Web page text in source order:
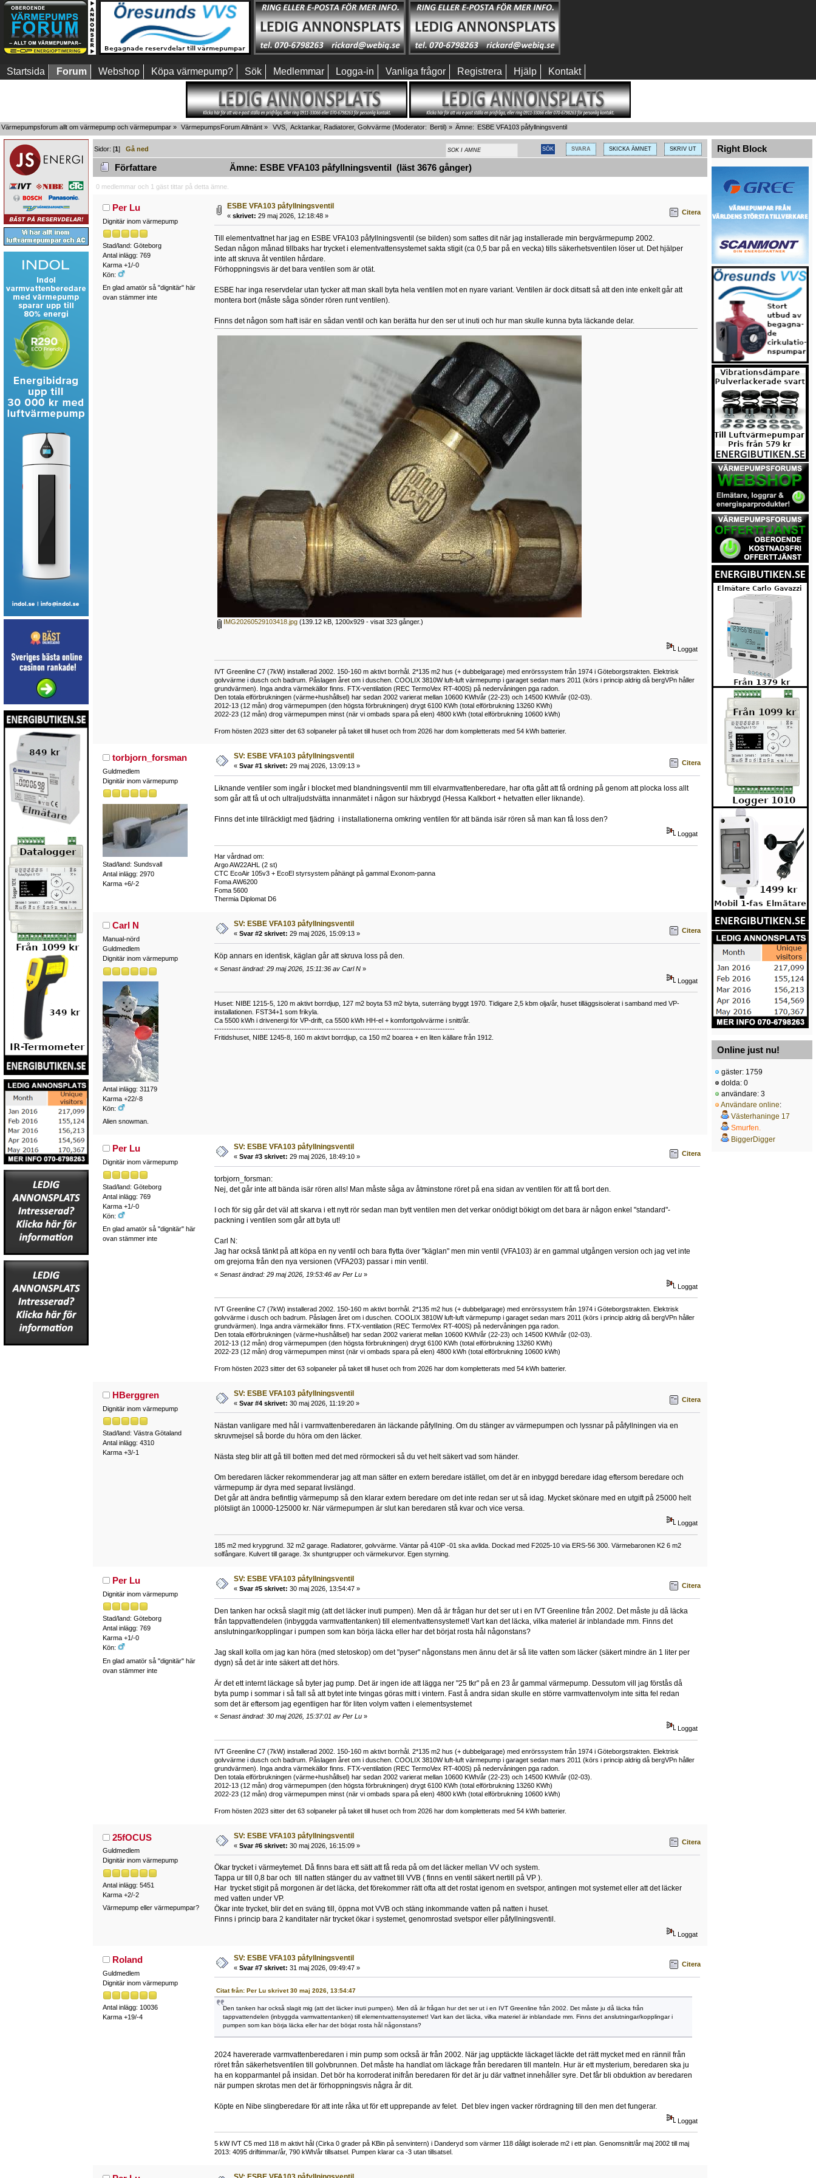
Startsida Forum Webshop Köpa värmepump? Sök Medlemmar Logga-in Vanliga frågor Registrera Hjälp Kontakt
Värmepumpsforum allt om värmepump och värmepumpar » VärmepumpsForum Allmänt » VVS,  Acktankar, Radiatorer, Golvvärme(Moderator: Bertil) » Ämne: ESBE VFA103 påfyllningsventil
SVARA SKICKA ÄMNET SKRIV UT
Sidor: [1]Gå ned
Författare Ämne: ESBE VFA103 påfyllningsventil (läst 3676 gånger)
0 medlemmar och 1 gäst tittar på detta ämne.
Per Lu
Dignitär inom värmepump
Stad/land: Göteborg
Antal inlägg: 769
Karma +1/-0
Kön:
En glad amatör så "dignitär" här
ovan stämmer inte
ESBE VFA103 påfyllningsventil
« skrivet: 29 maj 2026, 12:18:48 » Citera
Till elementvattnet har jag en ESBE VFA103 påfyllningsventil (se bilden) som sattes dit när jag installerade min bergvärmepump 2002.
Sedan någon månad tillbaks har trycket i elementvattensystemet sakta stigit (ca 0,5 bar på en vecka) tills säkerhetsventilen löser ut. Det hjälper
inte att skruva åt ventilen hårdare.
Förhoppningsvis är det bara ventilen som är otät.
ESBE har inga reservdelar utan tycker att man skall byta hela ventilen mot en nyare variant. Ventilen är dock ditsatt så att den inte enkelt går att
montera bort (måste såga sönder rören runt ventilen).
Finns det någon som haft isär en sådan ventil och kan berätta hur den ser ut inuti och hur man skulle kunna byta läckande delar.
IMG20260529103418.jpg(139.12 kB, 1200x929 - visat 323 gånger.)
Loggat
IVT Greenline C7 (7kW) installerad 2002. 150-160 m aktivt borrhål. 2*135 m2 hus (+ dubbelgarage) med enrörssystem från 1974 i Göteborgstrakten. Elektrisk
golvvärme i dusch och badrum. Påslagen året om i duschen. COOLIX 3810W luft-luft värmepump i garaget sedan mars 2011 (körs i princip aldrig då bergVPn håller
grundvärmen). Inga andra värmekällor finns. FTX-ventilation (REC TermoVex RT-400S) på nedervåningen pga radon.
Den totala elförbrukningen (värme+hushållsel) har sedan 2002 varierat mellan 10600 KWh/år (22-23) och 14500 KWh/år (02-03).
2012-13 (12 mån) drog värmepumpen (den högsta förbrukningen) drygt 6100 KWh (total elförbrukning 13260 KWh)
2022-23 (12 mån) drog värmepumpen minst (när vi ombads spara på elen) 4800 kWh (total elförbrukning 10600 kWh)
From hösten 2023 sitter det 63 solpaneler på taket till huset och from 2026 har dom kompletterats med 54 kWh batterier.
torbjorn_forsman
Guldmedlem
Dignitär inom värmepump
Stad/land: Sundsvall
Antal inlägg: 2970
Karma +6/-2
SV: ESBE VFA103 påfyllningsventil
« Svar #1 skrivet: 29 maj 2026, 13:09:13 » Citera
Liknande ventiler som ingår i blocket med blandningsventil mm till elvarmvattenberedare, har ofta gått att få ordning på genom att plocka loss allt
som går att få ut och ultraljudstvätta innanmätet i någon sur häxbrygd (Hessa Kalkbort + hetvatten eller liknande).
Finns det inte tillräckligt med fjädring i installationerna omkring ventilen för att bända isär rören så man kan få loss den?
Loggat
Har vårdnad om:
Argo AW22AHL (2 st)
CTC EcoAir 105v3 + EcoEl styrsystem påhängt på gammal Exonom-panna
Foma AW6200
Foma 5600
Thermia Diplomat D6
Carl N
Manual-nörd
Guldmedlem
Dignitär inom värmepump
Antal inlägg: 31179
Karma +22/-8
Kön:
Alien snowman.
SV: ESBE VFA103 påfyllningsventil
« Svar #2 skrivet: 29 maj 2026, 15:09:13 » Citera
Köp annars en identisk, käglan går att skruva loss på den.
« Senast ändrad: 29 maj 2026, 15:11:36 av Carl N»
Loggat
Huset: NIBE 1215-5, 120 m aktivt borrdjup, 127 m2 boyta 53 m2 biyta, suterräng byggt 1970. Tidigare 2,5 kbm olja/år, huset tilläggsisolerat i samband med VP-
installationen. FST34+1 som frikyla.
Ca 5500 kWh i drivenergi för VP-drift, ca 5500 kWh HH-el + komfortgolvvärme i snitt/år.
---------------------------------------------------------------------------------------------------
Fritidshuset, NIBE 1245-8, 160 m aktivt borrdjup, ca 150 m2 boarea + en liten källare från 1912.
Per Lu
Dignitär inom värmepump
Stad/land: Göteborg
Antal inlägg: 769
Karma +1/-0
Kön:
En glad amatör så "dignitär" här
ovan stämmer inte
SV: ESBE VFA103 påfyllningsventil
« Svar #3 skrivet: 29 maj 2026, 18:49:10 » Citera
torbjorn_forsman:
Nej, det går inte att bända isär rören alls! Man måste såga av åtminstone röret på ena sidan av ventilen för att få bort den.
I och för sig går det väl att skarva i ett nytt rör sedan man bytt ventilen men det verkar onödigt bökigt om det bara är någon enkel "standard"-
packning i ventilen som går att byta ut!
Carl N:
Jag har också tänkt på att köpa en ny ventil och bara flytta över "käglan" men min ventil (VFA103) är en gammal utgången version och jag vet inte
om grejorna från den nya versionen (VFA203) passar i min ventil.
« Senast ändrad: 29 maj 2026, 19:53:46 av Per Lu»
Loggat
IVT Greenline C7 (7kW) installerad 2002. 150-160 m aktivt borrhål. 2*135 m2 hus (+ dubbelgarage) med enrörssystem från 1974 i Göteborgstrakten. Elektrisk
golvvärme i dusch och badrum. Påslagen året om i duschen. COOLIX 3810W luft-luft värmepump i garaget sedan mars 2011 (körs i princip aldrig då bergVPn håller
grundvärmen). Inga andra värmekällor finns. FTX-ventilation (REC TermoVex RT-400S) på nedervåningen pga radon.
Den totala elförbrukningen (värme+hushållsel) har sedan 2002 varierat mellan 10600 KWh/år (22-23) och 14500 KWh/år (02-03).
2012-13 (12 mån) drog värmepumpen (den högsta förbrukningen) drygt 6100 KWh (total elförbrukning 13260 KWh)
2022-23 (12 mån) drog värmepumpen minst (när vi ombads spara på elen) 4800 kWh (total elförbrukning 10600 kWh)
From hösten 2023 sitter det 63 solpaneler på taket till huset och from 2026 har dom kompletterats med 54 kWh batterier.
HBerggren
Dignitär inom värmepump
Stad/land: Västra Götaland
Antal inlägg: 4310
Karma +3/-1
SV: ESBE VFA103 påfyllningsventil
« Svar #4 skrivet: 30 maj 2026, 11:19:20 » Citera
Nästan vanligare med hål i varmvattenberedaren än läckande påfyllning. Om du stänger av värmepumpen och lyssnar på påfyllningen via en
skruvmejsel så borde du höra om den läcker.
Nästa steg blir att gå till botten med det med rörmockeri så du vet helt säkert vad som händer.
Om beredaren läcker rekommenderar jag att man sätter en extern beredare istället, om det är en inbyggd beredare idag eftersom beredare och
värmepump är dyra med separat livslängd.
Det går att ändra befintlig värmepump så den klarar extern beredare om det inte redan ser ut så idag. Mycket skönare med en utgift på 25000 helt
plötsligt än 10000-125000 kr. När värmepumpen är slut kan beredaren stå kvar och vice versa.
Loggat
185 m2 med krypgrund. 32 m2 garage. Radiatorer, golvvärme. Väntar på 410P -01 ska avlida. Dockad med F2025-10 via ERS-56 300. Värmebaronen K2 6 m2
solfångare. Kulvert till garage. 3x shuntgrupper och värmekurvor. Egen styrning.
Per Lu
Dignitär inom värmepump
Stad/land: Göteborg
Antal inlägg: 769
Karma +1/-0
Kön:
En glad amatör så "dignitär" här
ovan stämmer inte
SV: ESBE VFA103 påfyllningsventil
« Svar #5 skrivet: 30 maj 2026, 13:54:47 » Citera
Den tanken har också slagit mig (att det läcker inuti pumpen). Men då är frågan hur det ser ut i en IVT Greenline från 2002. Det måste ju då läcka
från tappvattendelen (inbyggda varmvattentanken) till elementvattensystemet! Vart kan det läcka, vilka materiel är inblandade mm. Finns det
anslutningar/kopplingar i pumpen som kan börja läcka eller har det börjat rosta hål någonstans?
Jag skall kolla om jag kan höra (med stetoskop) om det "pyser" någonstans men ännu det är så lite vatten som läcker (säkert mindre än 1 liter per
dygn) så det är inte säkert att det hörs.
Är det ett internt läckage så byter jag pump. Det är ingen ide att lägga ner "25 tkr" på en 23 år gammal värmepump. Dessutom vill jag förstås då
byta pump i sommar i så fall så att bytet inte tvingas göras mitt i vintern. Fast å andra sidan skulle en större varmvattenvolym inte sitta fel redan
som det är eftersom jag egentligen har för liten volym vatten i elementsystemet
« Senast ändrad: 30 maj 2026, 15:37:01 av Per Lu»
Loggat
IVT Greenline C7 (7kW) installerad 2002. 150-160 m aktivt borrhål. 2*135 m2 hus (+ dubbelgarage) med enrörssystem från 1974 i Göteborgstrakten. Elektrisk
golvvärme i dusch och badrum. Påslagen året om i duschen. COOLIX 3810W luft-luft värmepump i garaget sedan mars 2011 (körs i princip aldrig då bergVPn håller
grundvärmen). Inga andra värmekällor finns. FTX-ventilation (REC TermoVex RT-400S) på nedervåningen pga radon.
Den totala elförbrukningen (värme+hushållsel) har sedan 2002 varierat mellan 10600 KWh/år (22-23) och 14500 KWh/år (02-03).
2012-13 (12 mån) drog värmepumpen (den högsta förbrukningen) drygt 6100 KWh (total elförbrukning 13260 KWh)
2022-23 (12 mån) drog värmepumpen minst (när vi ombads spara på elen) 4800 kWh (total elförbrukning 10600 kWh)
From hösten 2023 sitter det 63 solpaneler på taket till huset och from 2026 har dom kompletterats med 54 kWh batterier.
25fOCUS
Guldmedlem
Dignitär inom värmepump
Antal inlägg: 5451
Karma +2/-2
Värmepump eller värmepumpar?
SV: ESBE VFA103 påfyllningsventil
« Svar #6 skrivet: 30 maj 2026, 16:15:09 » Citera
Ökar trycket i värmeytemet. Då finns bara ett sätt att få reda på om det läcker mellan VV och system.
Tappa ur till 0,8 bar och till natten stänger du av vattnet till VVB ( finns en ventil säkert nertill på VP ).
Har trycket stigit på morgonen är det läcka, det förekommer rätt ofta att det rostat igenom en svetspor, antingen mot systemet eller att det läcker
med vatten under VP.
Ökar inte trycket, blir det en sväng till, öppna mot VVB och stäng inkommande vatten på natten i huset.
Finns i princip bara 2 kanditater när trycket ökar i systemet, genomrostad svetspor eller påfyllningsventil.
Loggat
Roland
Guldmedlem
Dignitär inom värmepump
Antal inlägg: 10036
Karma +19/-4
SV: ESBE VFA103 påfyllningsventil
« Svar #7 skrivet: 31 maj 2026, 09:49:47 » Citera
Citat från: Per Lu skrivet 30 maj 2026, 13:54:47
Den tanken har också slagit mig (att det läcker inuti pumpen). Men då är frågan hur det ser ut i en IVT Greenline från 2002. Det måste ju då läcka från
tappvattendelen (inbyggda varmvattentanken) till elementvattensystemet! Vart kan det läcka, vilka materiel är inblandade mm. Finns det anslutningar/kopplingar i
pumpen som kan börja läcka eller har det börjat rosta hål någonstans?
2024 havererade varmvattenberedaren i min pump som också är från 2002. När jag upptäckte läckaget läckte det rätt mycket med en rännil från
röret från säkerhetsventilen till golvbrunnen. Det måste ha handlat om läckage från beredaren till manteln. Hur är ett mysterium, beredaren ska ju
ha en kopparmantel på insidan. Det bör ha korroderat inifrån beredaren för det är ju där vattnet innehåller syre. Det får bli obduktion av beredaren
när pumpen skrotas men det är förhoppningsvis några år dit.
Köpte en Nibe slingberedare för att inte råka ut för ett upprepande av felet. Det blev ingen vacker rördragning till den men det fungerar.
Loggat
5 kW IVT C5 med 118 m aktivt hål (Cirka 0 grader på KBin på senvintern) i Danderyd som värmer 118 dåligt isolerade m2 i ett plan. Genomsnitt/år maj 2002 till maj
2013: 4095 driftimmar/år, 790 kWh/år tillsatsel. Pumpen klarar ca -3 utan tillsatsel.
Right Block
Online just nu!
gäster: 1759
dolda: 0
användare: 3
Användare online:
Västerhaninge 17
Smurfen.
BiggerDigger